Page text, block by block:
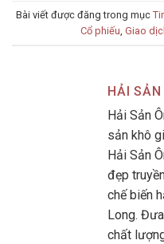
Bài viết được đăng trong mục
Cổ phiếu Giao
HẢI
Hải Sản
sản khô
Hải Sản
đẹp
chế biến
Long.
chất